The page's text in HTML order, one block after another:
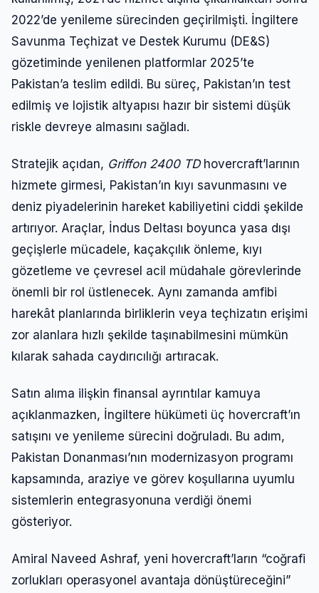
2022’de yenileme sürecinden geçirilmişti. İngiltere
Savunma Teçhizat ve Destek Kurumu (DE&S)
gözetiminde yenilenen platformlar 2025’te
Pakistan’a teslim edildi. Bu süreç, Pakistan’ın test
edilmiş ve lojistik altyapısı hazır bir sistemi düşük
riskle devreye almasını sağladı.
Stratejik açıdan, Griffon 2400 TDhovercraft’larının
hizmete girmesi, Pakistan’ın kıyı savunmasını ve
deniz piyadelerinin hareket kabiliyetini ciddi şekilde
artırıyor. Araçlar, İndus Deltası boyunca yasa dışı
geçişlerle mücadele, kaçakçılık önleme, kıyı
gözetleme ve çevresel acil müdahale görevlerinde
önemli bir rol üstlenecek. Aynı zamanda amfibi
harekât planlarında birliklerin veya teçhizatın erişimi
zor alanlara hızlı şekilde taşınabilmesini mümkün
kılarak sahada caydırıcılığı artıracak.
Satın alıma ilişkin finansal ayrıntılar kamuya
açıklanmazken, İngiltere hükümeti üç hovercraft’ın
satışını ve yenileme sürecini doğruladı. Bu adım,
Pakistan Donanması’nın modernizasyon programı
kapsamında, araziye ve görev koşullarına uyumlu
sistemlerin entegrasyonuna verdiği önemi
gösteriyor.
Amiral Naveed Ashraf, yeni hovercraft’ların “coğrafi
zorlukları operasyonel avantaja dönüştüreceğini”